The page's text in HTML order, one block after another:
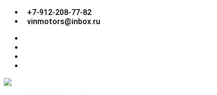
Перейти+7-912-208-77-82
vinmotors@inbox.ru